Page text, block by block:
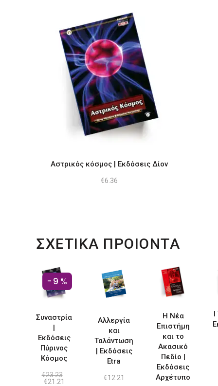
Αστρικός κόσμος | Εκδόσεις Δίον
€6.36
ΣΧΕΤΙΚΑ ΠΡΟΙΟΝΤΑ
-9%
Συναστρία
|
Εκδόσεις
Πύρινος
Κόσμος
€23.23
Original
€21.21
Αλλεργία
και
Ταλάντωση
| Εκδόσεις
Etra
€12.21
Η Νέα
Επιστήμη
και το
Ακασικό
Πεδίο |
Εκδόσεις
Αρχέτυπο